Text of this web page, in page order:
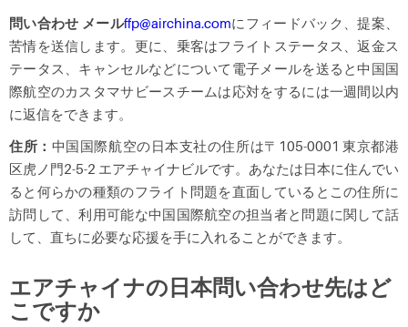
問い合わせ メールffp@airchina.comにフィードバック、提案、
苦情を送信します。更に、乗客はフライトステータス、返金ス
テータス、キャンセルなどについて電子メールを送ると中国国
際航空のカスタマサビースチームは応対をするには一週間以内
に返信をできます。
住所： 中国国際航空の日本支社の住所は〒105-0001 東京都港
区虎ノ門2-5-2 エアチャイナビルです。あなたは日本に住んでい
ると何らかの種類のフライト問題を直面しているとこの住所に
訪問して、利用可能な中国国際航空の担当者と問題に関して話
して、直ちに必要な応援を手に入れることができます。
エアチャイナの日本問い合わせ先はど
こですか